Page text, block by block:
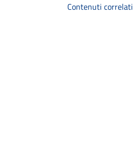
Contenuti correlati